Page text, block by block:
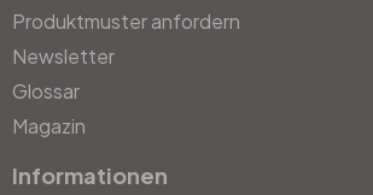
Produktmuster anfordern
Newsletter
Glossar
Magazin
Informationen